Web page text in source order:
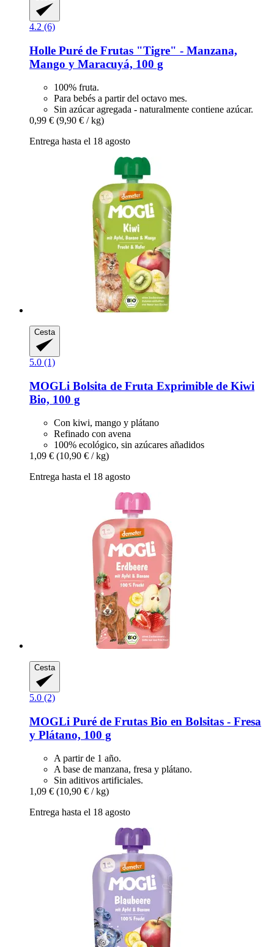
4.2 (6)
Holle Puré de Frutas "Tigre" -​ Manzana,
Mango y Maracuyá, 100 g
100% fruta.
Para bebés a partir del octavo mes.
Sin azúcar agregada - naturalmente contiene azúcar.
0,99 € (9,90 € / kg)
Entrega hasta el 18 agosto
Cesta
5.0 (1)
MOGLi Bolsita de Fruta Exprimible de Kiwi
Bio, 100 g
Con kiwi, mango y plátano
Refinado con avena
100% ecológico, sin azúcares añadidos
1,09 € (10,90 € / kg)
Entrega hasta el 18 agosto
Cesta
5.0 (2)
MOGLi Puré de Frutas Bio en Bolsitas -​ Fresa
y Plátano, 100 g
A partir de 1 año.
A base de manzana, fresa y plátano.
Sin aditivos artificiales.
1,09 € (10,90 € / kg)
Entrega hasta el 18 agosto